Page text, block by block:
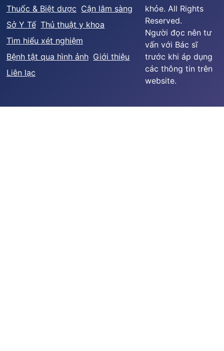
Thuốc & Biệt dược Cận lâm sàng
Sở Y Tế Thủ thuật y khoa
Tìm hiểu xét nghiệm
Bệnh tật qua hình ảnh Giới thiệu
Liên lạc
khỏe. All Rights
Reserved.
Người đọc nên tư
vấn với Bác sĩ
trước khi áp dụng
các thông tin trên
website.